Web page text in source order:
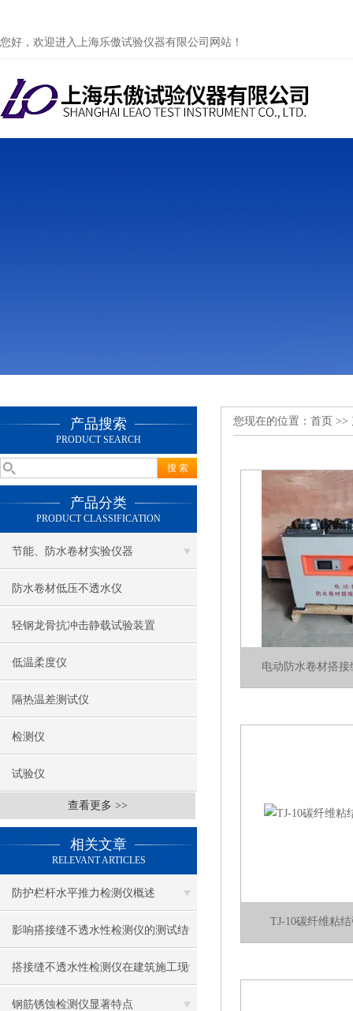
您好，欢迎进入上海乐傲试验仪器有限公司网站！
产品搜索
PRODUCT SEARCH
产品分类
PRODUCT CLASSIFICATION
节能、防水卷材实验仪器
防水卷材低压不透水仪
轻钢龙骨抗冲击静载试验装置
低温柔度仪
隔热温差测试仪
检测仪
试验仪
查看更多 >>
相关文章
RELEVANT ARTICLES
防护栏杆水平推力检测仪概述
影响搭接缝不透水性检测仪的测试结
果的因素有哪些？
搭接缝不透水性检测仪在建筑施工现
场中的应用
钢筋锈蚀检测仪显著特点
您现在的位置： 首页 >>
电动防水卷材搭
TJ-10碳纤维粘